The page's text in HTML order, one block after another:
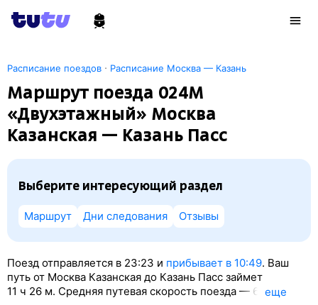
Расписание поездов · Расписание Москва — Казань
Маршрут поезда 024М
«Двухэтажный» Москва
Казанская — Казань Пасс
Выберите интересующий раздел
Маршрут Дни следования Отзывы
Поезд отправляется в 23:23 и прибывает в 10:49. Ваш
путь от Москва Казанская до Казань Пасс займет
11 ч 26 м. Средняя путевая скорость поезда — 69 км/ч.
eще